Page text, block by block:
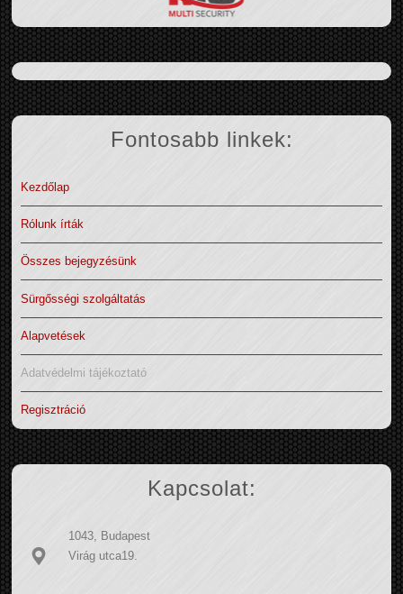
Fontosabb linkek:
Kezdőlap
Rólunk írták
Összes bejegyzésünk
Sürgősségi szolgáltatás
Alapvetések
Adatvédelmi tájékoztató
Regisztráció
Kapcsolat:
1043, Budapest
Virág utca19.